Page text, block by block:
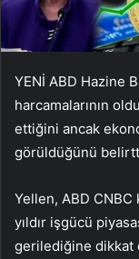
YENİ ABD Hazine
harcamalarının
ettiğini ancak
görüldüğünü
Yellen, ABD
yıldır işgücü
gerilediğine dikkat